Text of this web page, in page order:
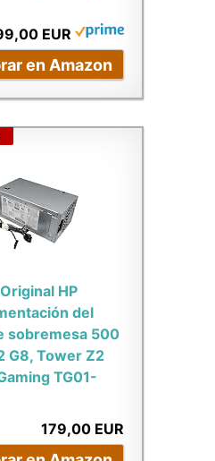
EUR
en Amazon
HP
del
sobremesa 500
G8, Tower Z2
TG01-
179,00 EUR